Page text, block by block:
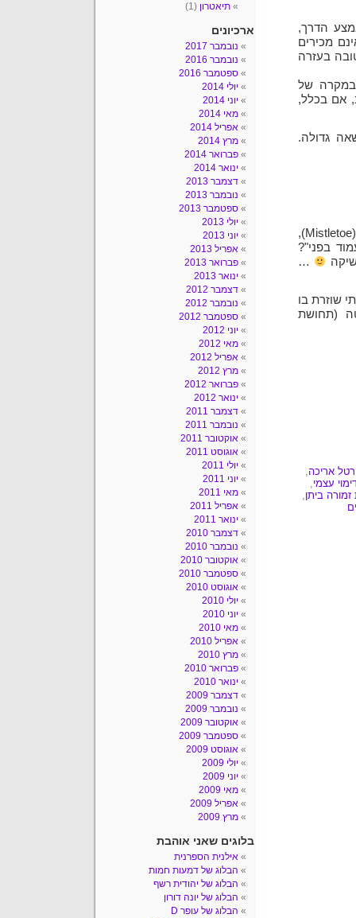
הדרך,
מכירים
בעזרה
במקרה של
אם בכלל,
גדולה.
אהבתי לגלות דברים לגבי פרחים: הידעתם, לדוגמה, שדבקון (Mistletoe),
בפני"?
…
שוזרת בו
(תחושת
אריכה,
עצמי,
זמורה ביתן,
תיאטרון (1)
ארכיונים
נובמבר 2017
נובמבר 2016
ספטמבר 2016
יולי 2014
יוני 2014
מאי 2014
אפריל 2014
מרץ 2014
פברואר 2014
ינואר 2014
דצמבר 2013
נובמבר 2013
ספטמבר 2013
יולי 2013
יוני 2013
אפריל 2013
פברואר 2013
ינואר 2013
דצמבר 2012
נובמבר 2012
ספטמבר 2012
יוני 2012
מאי 2012
אפריל 2012
מרץ 2012
פברואר 2012
ינואר 2012
דצמבר 2011
נובמבר 2011
אוקטובר 2011
אוגוסט 2011
יולי 2011
יוני 2011
מאי 2011
אפריל 2011
ינואר 2011
דצמבר 2010
נובמבר 2010
אוקטובר 2010
ספטמבר 2010
אוגוסט 2010
יולי 2010
יוני 2010
מאי 2010
אפריל 2010
מרץ 2010
פברואר 2010
ינואר 2010
דצמבר 2009
נובמבר 2009
אוקטובר 2009
ספטמבר 2009
אוגוסט 2009
יולי 2009
יוני 2009
מאי 2009
אפריל 2009
מרץ 2009
בלוגים שאני אוהבת
אילנית הספרנית
הבלוג של דמעות חמות
הבלוג של יהודית רשף
הבלוג של יונה דורון
הבלוג של עופר D